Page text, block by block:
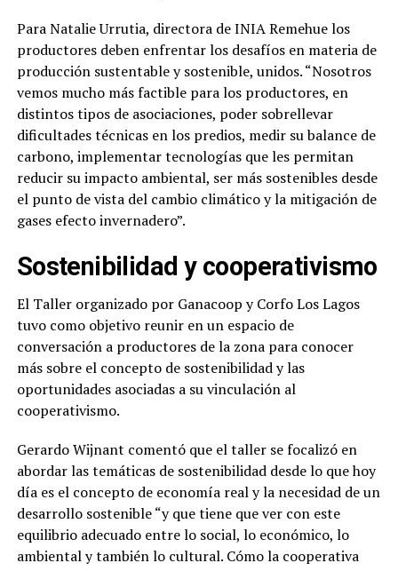
Para Natalie Urrutia, directora de INIA Remehue los
productores deben enfrentar los desafíos en materia de
producción sustentable y sostenible, unidos. “Nosotros
vemos mucho más factible para los productores, en
distintos tipos de asociaciones, poder sobrellevar
dificultades técnicas en los predios, medir su balance de
carbono, implementar tecnologías que les permitan
reducir su impacto ambiental, ser más sostenibles desde
el punto de vista del cambio climático y la mitigación de
gases efecto invernadero”.
Sostenibilidad y cooperativismo
El Taller organizado por Ganacoop y Corfo Los Lagos
tuvo como objetivo reunir en un espacio de
conversación a productores de la zona para conocer
más sobre el concepto de sostenibilidad y las
oportunidades asociadas a su vinculación al
cooperativismo.
Gerardo Wijnant comentó que el taller se focalizó en
abordar las temáticas de sostenibilidad desde lo que hoy
día es el concepto de economía real y la necesidad de un
desarrollo sostenible “y que tiene que ver con este
equilibrio adecuado entre lo social, lo económico, lo
ambiental y también lo cultural. Cómo la cooperativa